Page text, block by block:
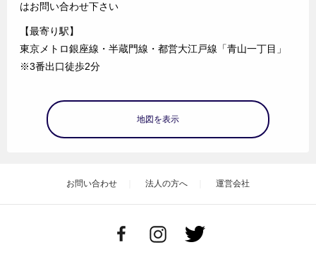
はお問い合わせ下さい
【最寄り駅】
東京メトロ銀座線・半蔵門線・都営大江戸線「青山一丁目」
※3番出口徒歩2分
地図を表示
お問い合わせ 法人の方へ 運営会社